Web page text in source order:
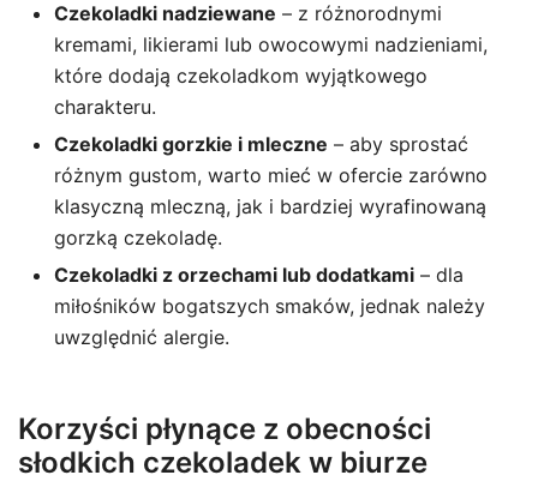
Czekoladki nadziewane – z różnorodnymi
kremami, likierami lub owocowymi nadzieniami,
które dodają czekoladkom wyjątkowego
charakteru.
Czekoladki gorzkie i mleczne – aby sprostać
różnym gustom, warto mieć w ofercie zarówno
klasyczną mleczną, jak i bardziej wyrafinowaną
gorzką czekoladę.
Czekoladki z orzechami lub dodatkami – dla
miłośników bogatszych smaków, jednak należy
uwzględnić alergie.
Korzyści płynące z obecności
słodkich czekoladek w biurze